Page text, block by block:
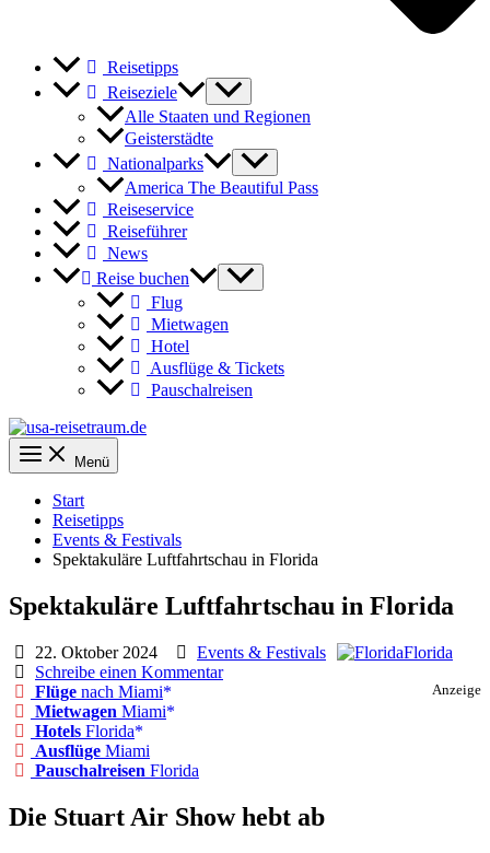
Reisetipps
Reiseziele
Alle Staaten und Regionen
Geisterstädte
Nationalparks
America The Beautiful Pass
Reiseservice
Reiseführer
News
Reise buchen
Flug
Mietwagen
Hotel
Ausflüge & Tickets
Pauschalreisen
Menü
Start
Reisetipps
Events & Festivals
Spektakuläre Luftfahrtschau in Florida
Spektakuläre Luftfahrtschau in Florida
22. Oktober 2024 Events & Festivals
Florida
Schreibe einen Kommentar
Anzeige
Flüge nach Miami
Mietwagen Miami
Hotels Florida
Ausflüge Miami
Pauschalreisen Florida
Die Stuart Air Show hebt ab